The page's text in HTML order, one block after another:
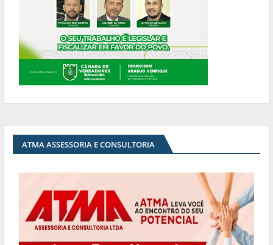
ATMA ASSESSORIA E CONSULTORIA